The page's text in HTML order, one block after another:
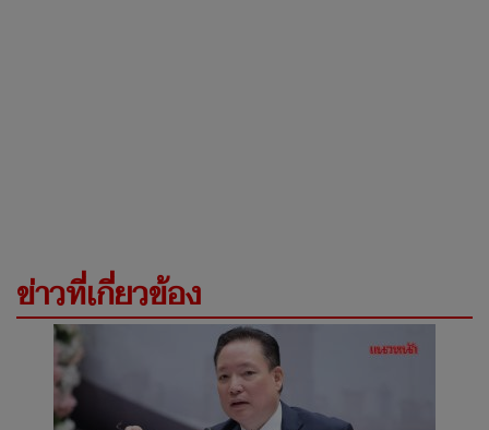
ข่าวที่เกี่ยวข้อง